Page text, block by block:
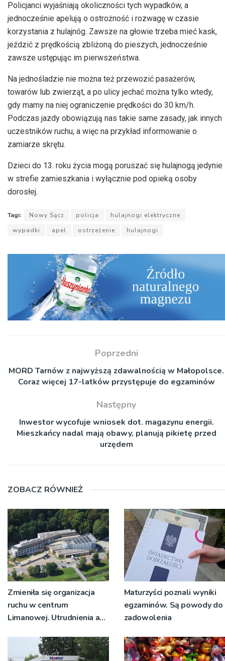
Policjanci wyjaśniają okoliczności tych wypadków, a
jednocześnie apelują o ostrożność i rozwagę w czasie
korzystania z hulajnóg. Zawsze na głowie trzeba mieć kask,
jeździć z prędkością zbliżoną do pieszych, jednocześnie
zawsze ustępując im pierwszeństwa.
Na jednośladzie nie można też przewozić pasażerów,
towarów lub zwierząt, a po ulicy jechać można tylko wtedy,
gdy mamy na niej ograniczenie prędkości do 30 km/h.
Podczas jazdy obowiązują nas takie same zasady, jak innych
uczestników ruchu, a więc na przykład informowanie o
zamiarze skrętu.
Dzieci do 13. roku życia mogą poruszać się hulajnogą jedynie
w strefie zamieszkania i wyłącznie pod opieką osoby
dorosłej.
Tagi: Nowy Sącz policja
hulajnogi elektryczne
wypadki
apel ostrzeżenie hulajnogi
Poprzedni
MORD Tarnów z najwyższą zdawalnością w Małopolsce.
Coraz więcej 17-latków przystępuje do egzaminów
Następny
Inwestor wycofuje wniosek dot. magazynu energii.
Mieszkańcy nadal mają obawy, planują pikietę przed
urzędem
ZOBACZ RÓWNIEŻ
Zmieniła się organizacja
ruchu w centrum
Limanowej. Utrudnienia aż
Maturzyści poznali wyniki
egzaminów. Są powody do
zadowolenia